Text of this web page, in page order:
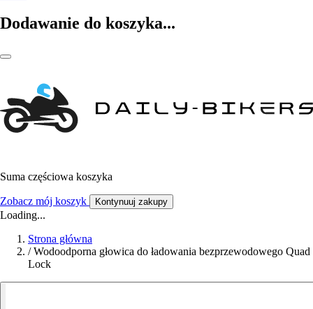
Dodawanie do koszyka...
Suma częściowa koszyka
Zobacz mój koszyk Kontynuuj zakupy
Loading...
Strona główna
/ Wodoodporna głowica do ładowania bezprzewodowego Quad
Lock